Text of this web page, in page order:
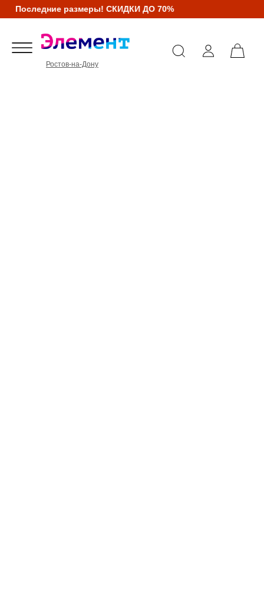
Последние размеры! СКИДКИ ДО 70%
Ростов-на-Дону